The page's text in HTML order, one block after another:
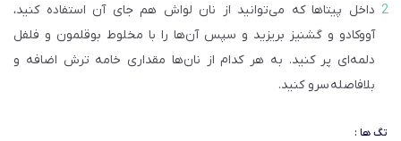
داخل پیتاها که می‌توانید از نان لواش هم جای آن استفاده کنید،
آووکادو و گشنیز بریزید و سپس آن‌­ها را با مخلوط بوقلمون و فلفل
دلمه­‌ای پر کنید. به هر کدام از نان­‌ها مقداری خامه ترش اضافه و
بلافاصله سرو کنید.
تگ ها :